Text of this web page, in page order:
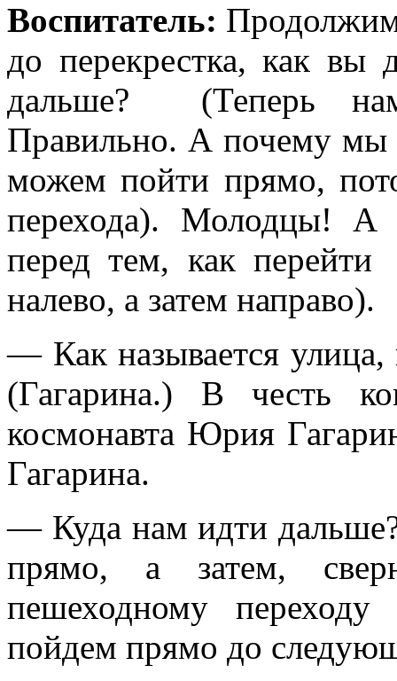
Воспитатель:
до перекрестка, как вы
дальше? (Теперь
Правильно. А почему
можем пойти прямо,
перехода). Молодцы!
перед тем, как перейти
налево, а затем направо).
— Как называется
(Гагарина.) В честь
космонавта Юрия
Гагарина.
— Куда нам идти
прямо, а затем,
пешеходному
пойдем прямо до